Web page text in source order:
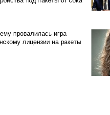
провалилась игра
лицензии на ракеты